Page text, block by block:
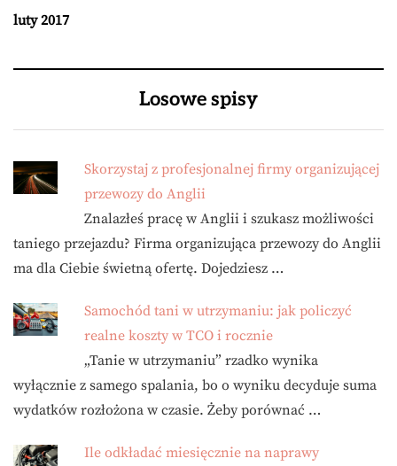
luty 2017
Losowe spisy
Skorzystaj z profesjonalnej firmy organizującej
przewozy do Anglii
Znalazłeś pracę w Anglii i szukasz możliwości
taniego przejazdu? Firma organizująca przewozy do Anglii
ma dla Ciebie świetną ofertę. Dojedziesz …
Samochód tani w utrzymaniu: jak policzyć
realne koszty w TCO i rocznie
„Tanie w utrzymaniu” rzadko wynika
wyłącznie z samego spalania, bo o wyniku decyduje suma
wydatków rozłożona w czasie. Żeby porównać …
Ile odkładać miesięcznie na naprawy